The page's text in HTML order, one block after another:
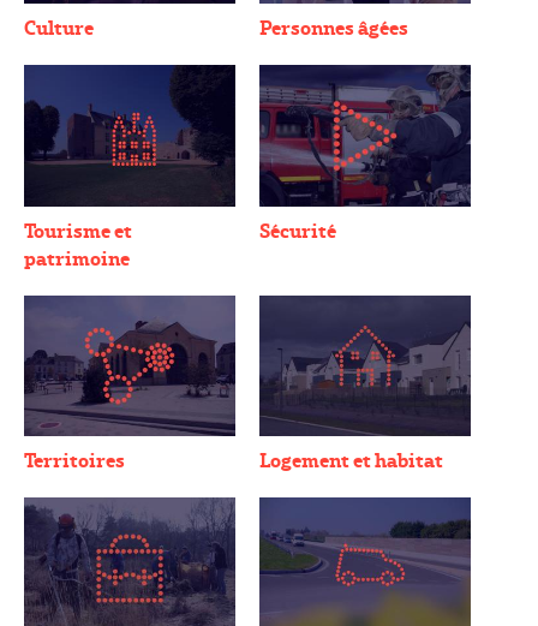
Culture Personnes âgées
Tourisme et
patrimoine
Sécurité
Territoires Logement et habitat